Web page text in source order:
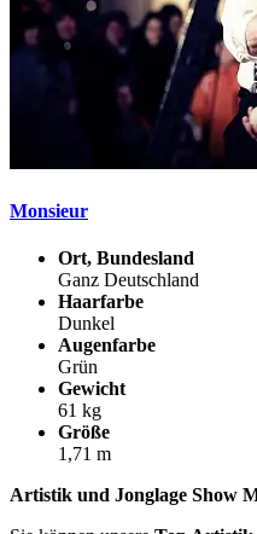
Monsieur
Ort, Bundesland
Ganz Deutschland
Haarfarbe
Dunkel
Augenfarbe
Grün
Gewicht
61 kg
Größe
1,71 m
Artistik und Jonglage Show